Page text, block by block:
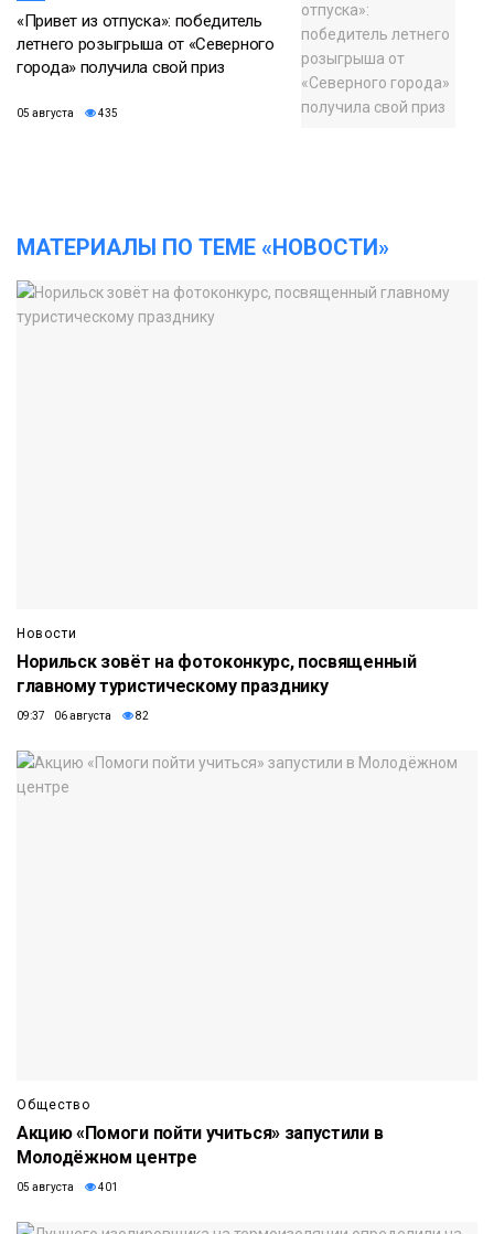
«Привет из отпуска»: победитель
летнего розыгрыша от «Северного
города» получила свой приз
05 августа 435
МАТЕРИАЛЫ ПО ТЕМЕ «НОВОСТИ»
Новости
Норильск зовёт на фотоконкурс, посвященный
главному туристическому празднику
09:37 06 августа 82
Общество
Акцию «Помоги пойти учиться» запустили в
Молодёжном центре
05 августа 401